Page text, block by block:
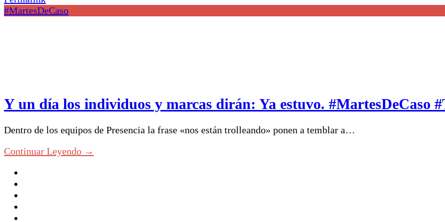
#MartesDeCaso
Y un día los individuos y marcas dirán: Ya estuvo. #MartesDeCaso
Dentro de los equipos de Presencia la frase «nos están trolleando» ponen a temblar a…
Continuar Leyendo →